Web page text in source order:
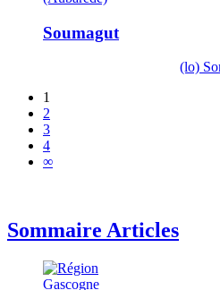
Soumagut
(lo)
1
2
3
4
∞
Sommaire Articles